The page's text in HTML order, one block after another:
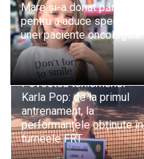
Mare și-a donat părul
pentru a aduce speranță
unei paciente oncologice
Povestea tenismenei
Karla Pop: de la primul
antrenament, la
performanțele obținute în
turneele FRT